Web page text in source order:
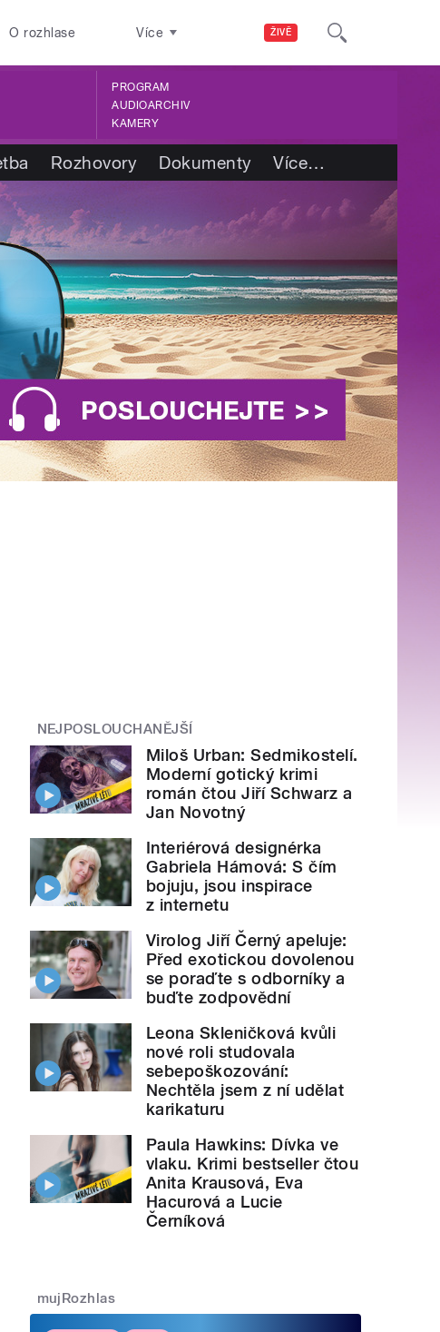
ŽIVĚ
O rozhlase Více
PROGRAM
AUDIOARCHIV
KAMERY
Rozhovory Dokumenty Více…
NEJPOSLOUCHANĚJŠÍ
Miloš Urban: Sedmikostelí.
Moderní gotický krimi
román čtou Jiří Schwarz a
Jan Novotný
Interiérová designérka
Gabriela Hámová: S čím
bojuju, jsou inspirace
z internetu
Virolog Jiří Černý apeluje:
Před exotickou dovolenou
se poraďte s odborníky a
buďte zodpovědní
Leona Skleničková kvůli
nové roli studovala
sebepoškozování:
Nechtěla jsem z ní udělat
karikaturu
Paula Hawkins: Dívka ve
vlaku. Krimi bestseller čtou
Anita Krausová, Eva
Hacurová a Lucie
Černíková
mujRozhlas